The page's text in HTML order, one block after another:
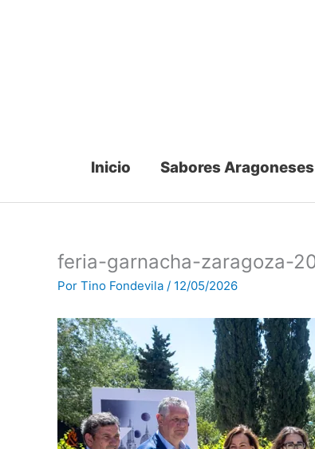
Inicio Sabores Aragoneses
feria-garnacha-zaragoza-
Por Tino Fondevila / 12/05/2026